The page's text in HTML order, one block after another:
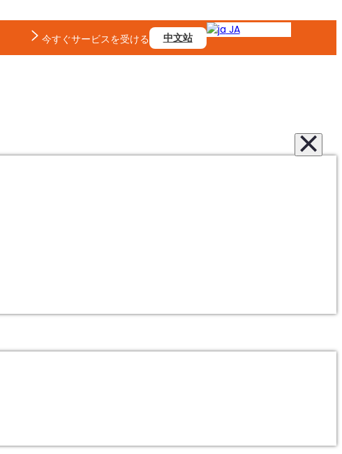
今すぐサービスを受ける
中文站
JA